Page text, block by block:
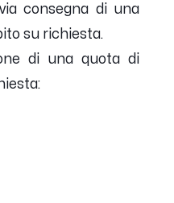
consegna di una
su richiesta.
di una quota di